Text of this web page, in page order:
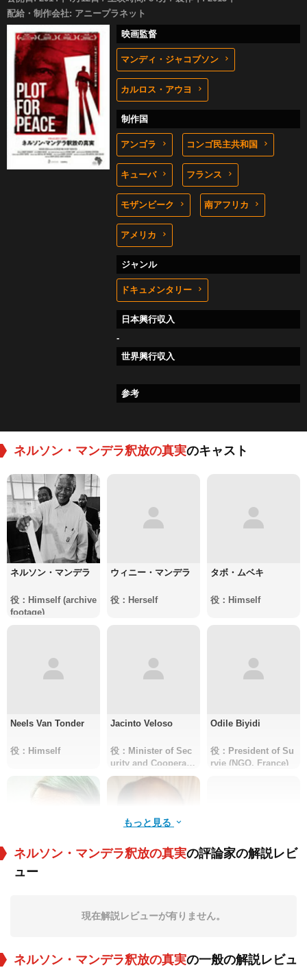
配給・制作会社: アニープラネット
映画監督
マンディ・ジャコブソン
カルロス・アウヨ
制作国
アンゴラ コンゴ民主共和国
キューバ フランス
モザンビーク 南アフリカ
アメリカ
ジャンル
ドキュメンタリー
日本興行収入
-
世界興行収入
参考
ネルソン・マンデラ釈放の真実のキャスト
ネルソン・マンデラ
役：Himself (archive
footage)
ウィニー・マンデラ
役：Herself
タボ・ムベキ
役：Himself
Neels Van Tonder
役：Himself
Jacinto Veloso
役：Minister of Sec
urity and Cooperati
on (Mozambique)
Odile Biyidi
役：President of Su
rvie (NGO, France)
ピク・ポダ
nt (Mozambique)
ary of State (USA)
もっと見る
ネルソン・マンデラ釈放の真実の評論家の解説レビ
ュー
現在解説レビューが有りません。
ネルソン・マンデラ釈放の真実の一般の解説レビュ